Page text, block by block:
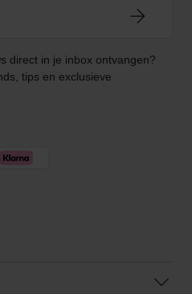
direct in je inbox ontvangen?
tips en exclusieve